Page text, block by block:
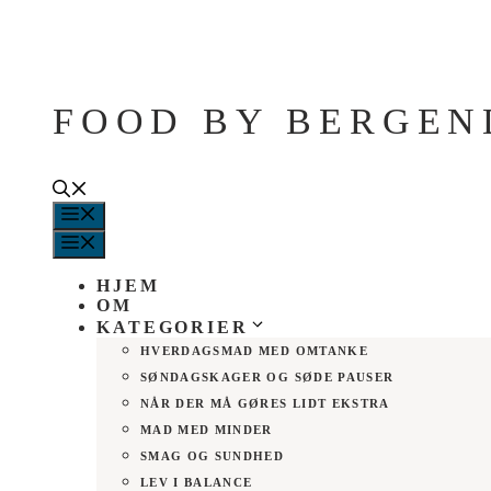
FOOD BY
HJEM
OM
KATEGORIER
HVERDAGSMAD MED OMTANKE
SØNDAGSKAGER OG SØDE PAUSER
NÅR DER MÅ GØRES LIDT EKSTRA
MAD MED MINDER
SMAG OG SUNDHED
LEV I BALANCE